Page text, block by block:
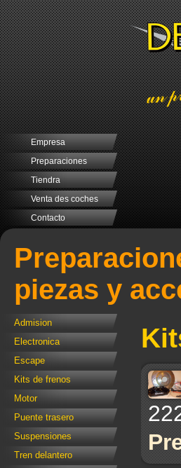
Empresa
Preparaciones
Tiendra
Venta des coches
Contacto
piezas y
Admision
Electronica
Escape
Kits de frenos
Motor
Puente trasero
Suspensiones
Tren delantero